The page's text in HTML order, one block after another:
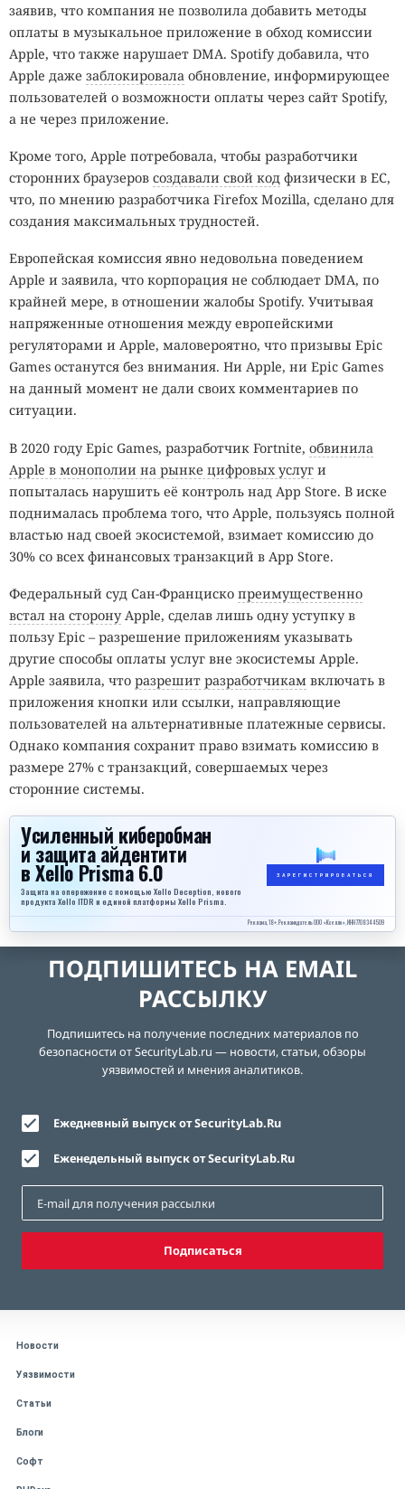
заявив, что компания не позволила добавить методы
оплаты в музыкальное приложение в обход комиссии
Apple, что также нарушает DMA. Spotify добавила, что
Apple даже заблокировала обновление, информирующее
пользователей о возможности оплаты через сайт Spotify,
а не через приложение.
Кроме того, Apple потребовала, чтобы разработчики
сторонних браузеров создавали свой код физически в ЕС,
что, по мнению разработчика Firefox Mozilla, сделано для
создания максимальных трудностей.
Европейская комиссия явно недовольна поведением
Apple и заявила, что корпорация не соблюдает DMA, по
крайней мере, в отношении жалобы Spotify. Учитывая
напряженные отношения между европейскими
регуляторами и Apple, маловероятно, что призывы Epic
Games останутся без внимания. Ни Apple, ни Epic Games
на данный момент не дали своих комментариев по
ситуации.
В 2020 году Epic Games, разработчик Fortnite, обвинила
Apple в монополии на рынке цифровых услуг и
попыталась нарушить её контроль над App Store. В иске
поднималась проблема того, что Apple, пользуясь полной
властью над своей экосистемой, взимает комиссию до
30% со всех финансовых транзакций в App Store.
Федеральный суд Сан-Франциско преимущественно
встал на сторонуApple, сделав лишь одну уступку в
пользу Epic – разрешение приложениям указывать
другие способы оплаты услуг вне экосистемы Apple.
Apple заявила, что разрешит разработчикам включать в
приложения кнопки или ссылки, направляющие
пользователей на альтернативные платежные сервисы.
Однако компания сохранит право взимать комиссию в
размере 27% с транзакций, совершаемых через
сторонние системы.
Усиленный киберобман
и защита айдентити
в Xello Prisma 6.0
Защита на опережение с помощью Xello Deception, нового
продукта Xello ITDR и единой платформы Xello Prisma.
ЗАРЕГИСТРИРОВАТЬСЯ
Реклама, 18+. Рекламодатель ООО «Кселло», ИНН 7708344509
ПОДПИШИТЕСЬ НА EMAIL
РАССЫЛКУ
Подпишитесь на получение последних материалов по
безопасности от SecurityLab.ru — новости, статьи, обзоры
уязвимостей и мнения аналитиков.
Ежедневный выпуск от SecurityLab.Ru
Еженедельный выпуск от SecurityLab.Ru
Подписаться
Новости
Уязвимости
Статьи
Блоги
Софт